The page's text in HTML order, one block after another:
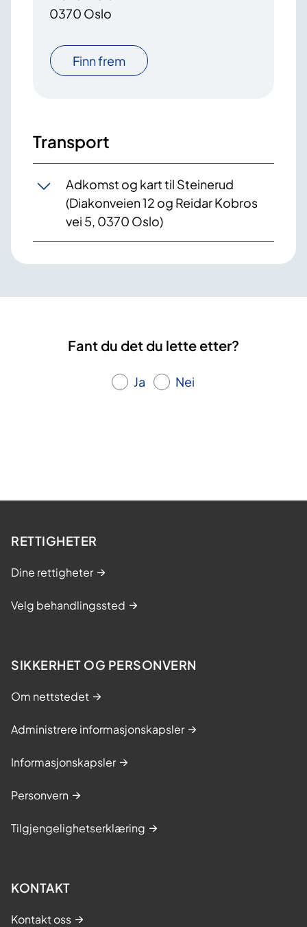
0370 Oslo
Finn frem
Transport
Adkomst og kart til Steinerud
(Diakonveien 12 og Reidar Kobros
vei 5, 0370 Oslo)
Fant du det du lette etter?
Ja Nei
RETTIGHETER
Dine rettigheter
Velg behandlingssted
SIKKERHET OG PERSONVERN
Om nettstedet
Administrere informasjonskapsler
Informasjonskapsler
Personvern
Tilgjengelighetserklæring
KONTAKT
Kontakt oss